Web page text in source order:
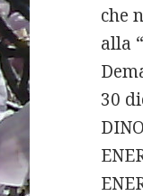
che
alla
30